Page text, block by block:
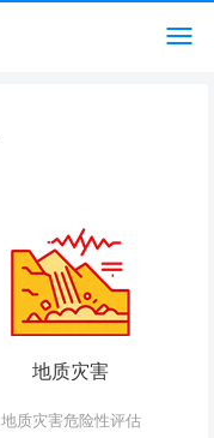
地质灾害
地质灾害危险性评估